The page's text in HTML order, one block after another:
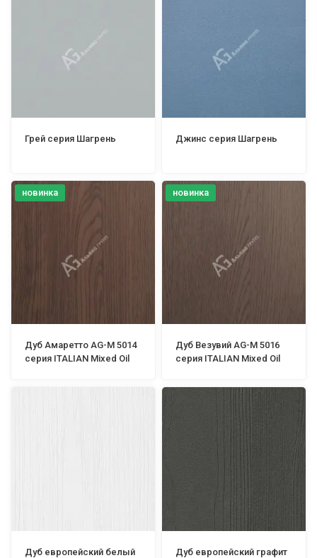
Грей серия Шагрень Джинс серия Шагрень
новинка
Дуб Амаретто AG-М 5014
серия ITALIAN Mixed Oil
новинка
Дуб Везувий AG-М 5016
серия ITALIAN Mixed Oil
Дуб европейский белый
Дуб европейский графит